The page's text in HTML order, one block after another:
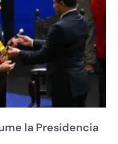
la Presidencia